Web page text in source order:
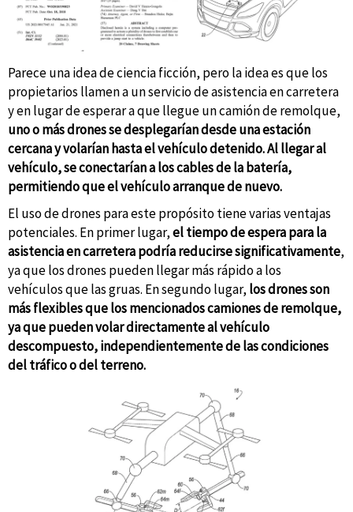
Parece una idea de ciencia ficción, pero la idea es que los
propietarios llamen a un servicio de asistencia en carretera
y en lugar de esperar a que llegue un camión de remolque,
uno o más drones se desplegarían desde una estación
cercana y volarían hasta el vehículo detenido. Al llegar al
vehículo, se conectarían a los cables de la batería,
permitiendo que el vehículo arranque de nuevo.
El uso de drones para este propósito tiene varias ventajas
potenciales. En primer lugar,el tiempo de espera para la
asistencia en carretera podría reducirse significativamente,
ya que los drones pueden llegar más rápido a los
vehículos que las gruas. En segundo lugar, los drones son
más flexibles que los mencionados camiones de remolque,
ya que pueden volar directamente al vehículo
descompuesto, independientemente de las condiciones
del tráfico o del terreno.